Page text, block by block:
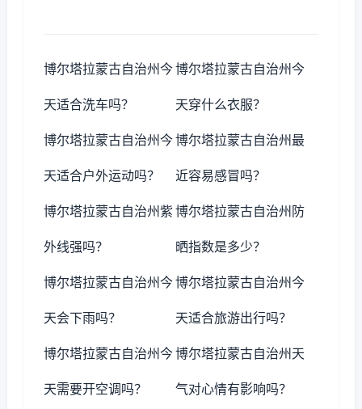
博尔塔拉蒙古自治州今
天适合洗车吗？
博尔塔拉蒙古自治州今
天穿什么衣服？
博尔塔拉蒙古自治州今
天适合户外运动吗？
博尔塔拉蒙古自治州最
近容易感冒吗？
博尔塔拉蒙古自治州紫
外线强吗？
博尔塔拉蒙古自治州防
晒指数是多少？
博尔塔拉蒙古自治州今
天会下雨吗？
博尔塔拉蒙古自治州今
天适合旅游出行吗？
博尔塔拉蒙古自治州今
天需要开空调吗？
博尔塔拉蒙古自治州天
气对心情有影响吗？